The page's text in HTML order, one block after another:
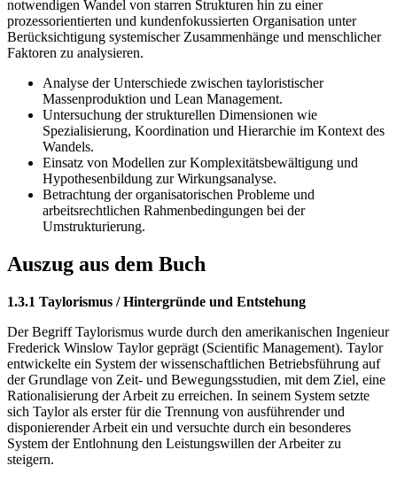
notwendigen Wandel von starren Strukturen hin zu einer
prozessorientierten und kundenfokussierten Organisation unter
Berücksichtigung systemischer Zusammenhänge und menschlicher
Faktoren zu analysieren.
Analyse der Unterschiede zwischen tayloristischer
Massenproduktion und Lean Management.
Untersuchung der strukturellen Dimensionen wie
Spezialisierung, Koordination und Hierarchie im Kontext des
Wandels.
Einsatz von Modellen zur Komplexitätsbewältigung und
Hypothesenbildung zur Wirkungsanalyse.
Betrachtung der organisatorischen Probleme und
arbeitsrechtlichen Rahmenbedingungen bei der
Umstrukturierung.
Auszug aus dem Buch
1.3.1 Taylorismus / Hintergründe und Entstehung
Der Begriff Taylorismus wurde durch den amerikanischen Ingenieur
Frederick Winslow Taylor geprägt (Scientific Management). Taylor
entwickelte ein System der wissenschaftlichen Betriebsführung auf
der Grundlage von Zeit- und Bewegungsstudien, mit dem Ziel, eine
Rationalisierung der Arbeit zu erreichen. In seinem System setzte
sich Taylor als erster für die Trennung von ausführender und
disponierender Arbeit ein und versuchte durch ein besonderes
System der Entlohnung den Leistungswillen der Arbeiter zu
steigern.